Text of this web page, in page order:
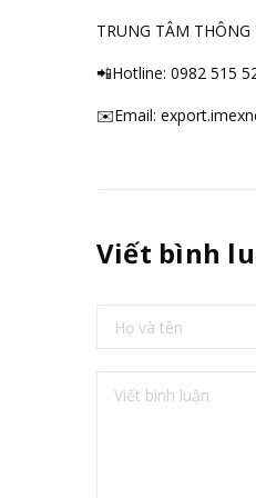
TRUNG TÂM THÔNG
📲Hotline: 0982 515
✉️Email:
Viết bình